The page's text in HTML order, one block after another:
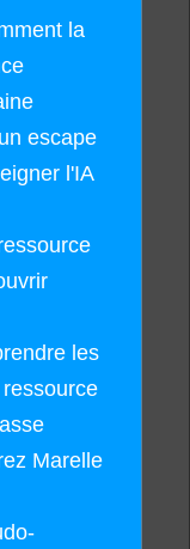
la
escape
l'IA
les
Marelle